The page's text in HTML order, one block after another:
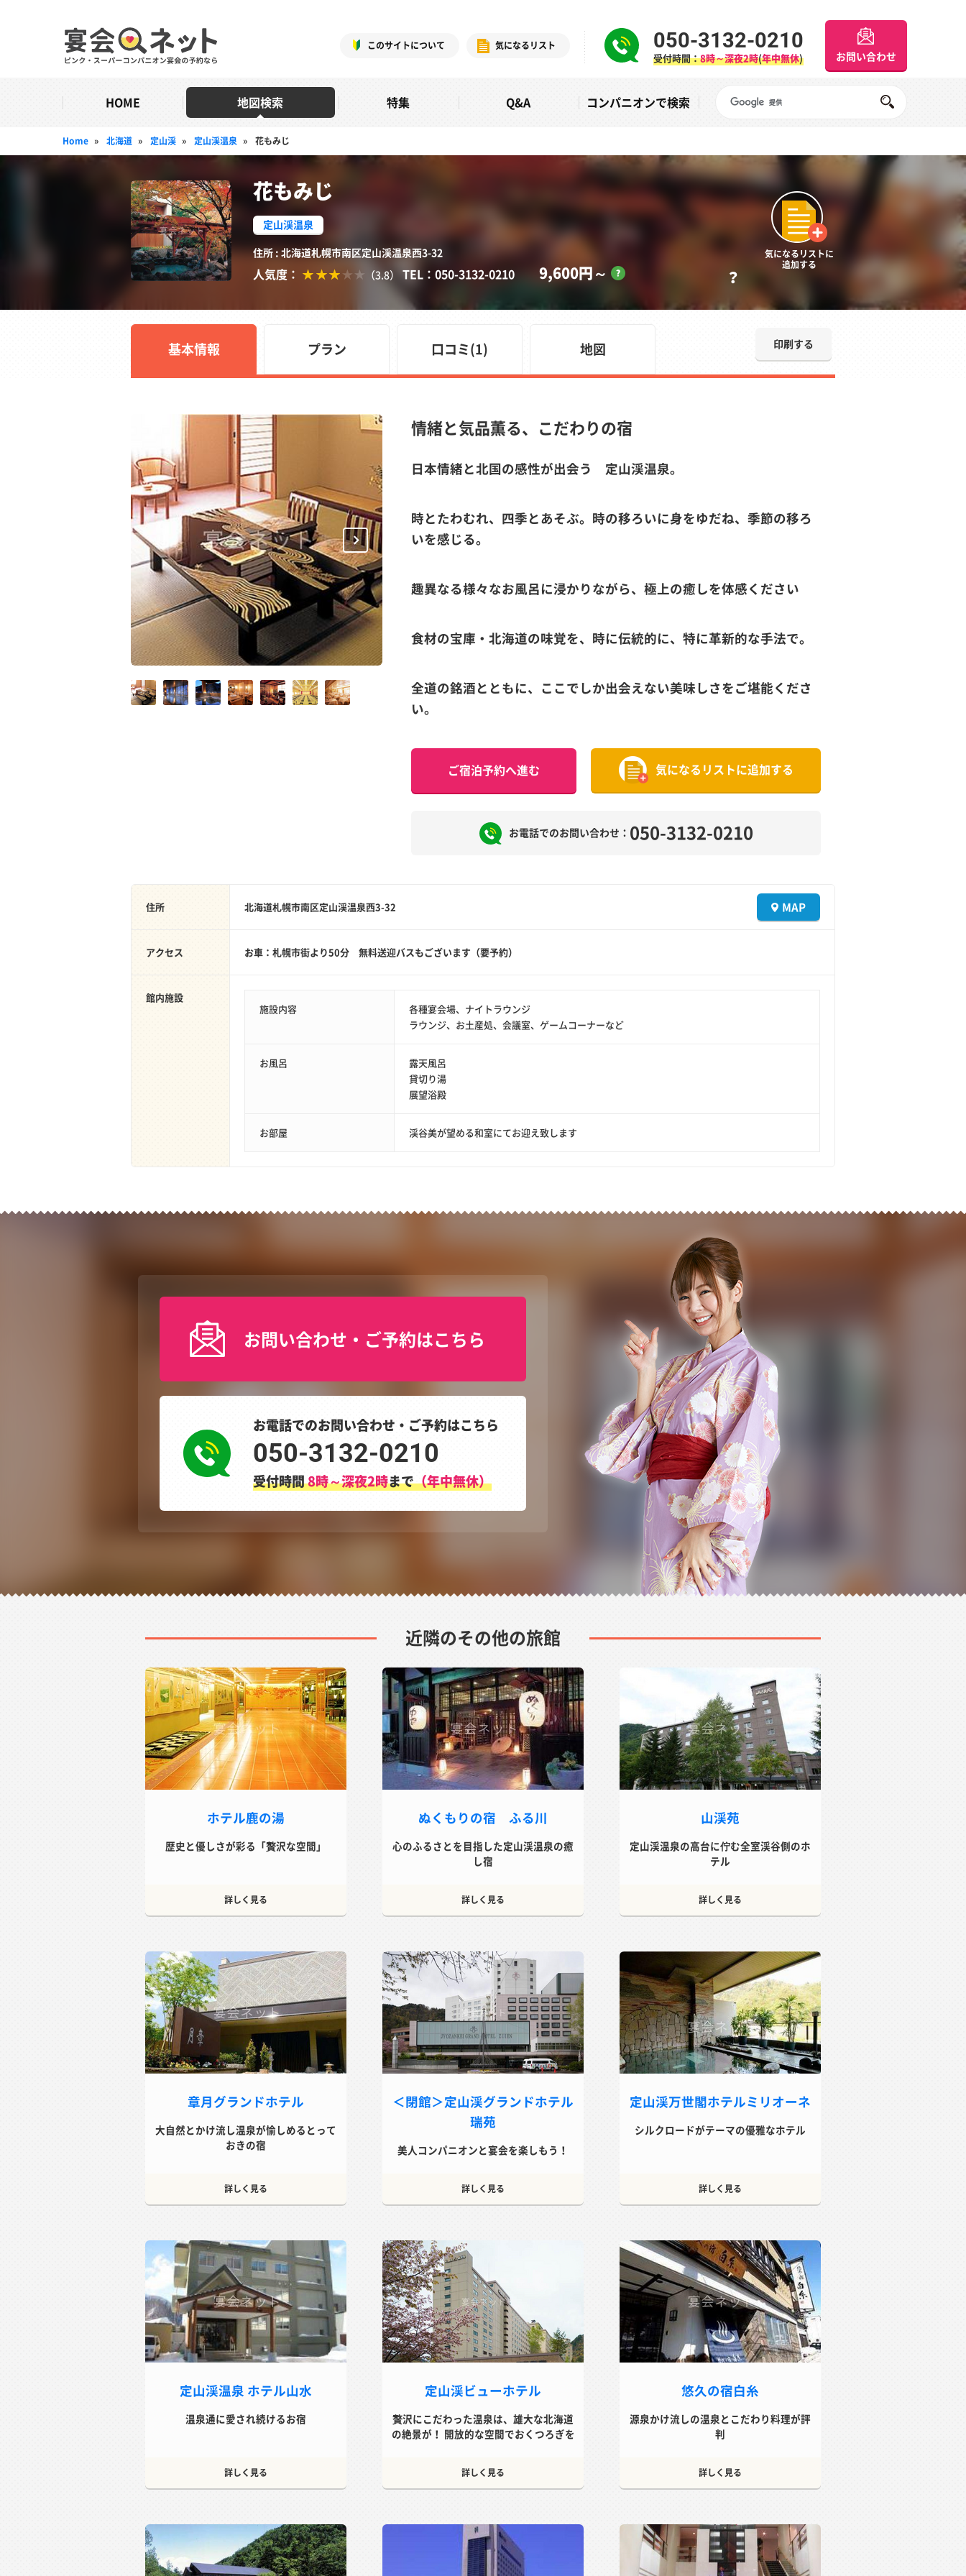
このサイトについて 気になるリスト 050-3132-0210
受付時間：8時～深夜2時(年中無休) お問い合わせ
HOME 地図検索 特集 Q&A コンパニオンで検索
Home » 北海道 » 定山渓 » 定山渓温泉 » 花もみじ
花もみじ
定山渓温泉
住所 : 北海道札幌市南区定山渓温泉西3-32
人気度： （3.8） TEL：050-3132-0210 9,600円～ ？
気になるリストに
追加する
基本情報 プラン 口コミ(1) 地図 印刷する
Next
情緒と気品薫る、こだわりの宿
日本情緒と北国の感性が出会う 定山渓温泉。
時とたわむれ、四季とあそぶ。時の移ろいに身をゆだね、季節の移ろ
いを感じる。
趣異なる様々なお風呂に浸かりながら、極上の癒しを体感ください
食材の宝庫・北海道の味覚を、時に伝統的に、特に革新的な手法で。
全道の銘酒とともに、ここでしか出会えない美味しさをご堪能くださ
い。
ご宿泊予約へ進む 気になるリストに追加する
お電話でのお問い合わせ： 050-3132-0210
住所 北海道札幌市南区定山渓温泉西3-32 MAP
アクセス お車：札幌市街より50分 無料送迎バスもございます（要予約）
館内施設
施設内容
各種宴会場、ナイトラウンジ
ラウンジ、お土産処、会議室、ゲームコーナーなど
お風呂
露天風呂
貸切り湯
展望浴殿
お部屋 渓谷美が望める和室にてお迎え致します
お問い合わせ・ご予約はこちら
お電話でのお問い合わせ・ご予約はこちら
050-3132-0210
受付時間8時～深夜2時まで（年中無休）
近隣のその他の旅館
ホテル鹿の湯
歴史と優しさが彩る「贅沢な空間」
詳しく見る
ぬくもりの宿 ふる川
心のふるさとを目指した定山渓温泉の癒
し宿
詳しく見る
山渓苑
定山渓温泉の高台に佇む全室渓谷側のホ
テル
詳しく見る
章月グランドホテル
大自然とかけ流し温泉が愉しめるとって
おきの宿
詳しく見る
＜閉館＞定山渓グランドホテル
瑞苑
美人コンパニオンと宴会を楽しもう！
詳しく見る
定山渓万世閣ホテルミリオーネ
シルクロードがテーマの優雅なホテル
詳しく見る
定山渓温泉 ホテル山水
温泉通に愛され続けるお宿
詳しく見る
定山渓ビューホテル
贅沢にこだわった温泉は、雄大な北海道
の絶景が！ 開放的な空間でおくつろぎを
詳しく見る
悠久の宿白糸
源泉かけ流しの温泉とこだわり料理が評
判
詳しく見る